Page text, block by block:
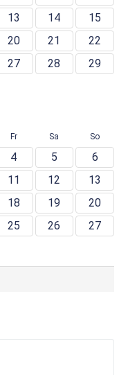
13 14
15
20 21
22
27 28
29
Fr Sa So
4 5
6
11 12
13
18 19
20
25 26
27